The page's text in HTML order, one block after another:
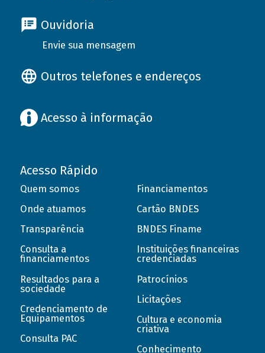
Ouvidoria
Envie sua mensagem
Outros telefones e endereços
Acesso à informação
Acesso Rápido
Quem somos
Onde atuamos
Transparência
Consulta a
financiamentos
Resultados para a
sociedade
Credenciamento de
Equipamentos
Consulta PAC
Financiamentos
Cartão BNDES
BNDES Finame
Instituições financeiras
credenciadas
Patrocínios
Licitações
Cultura e economia
criativa
Conhecimento